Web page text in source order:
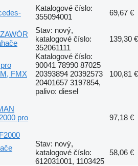
Katalogové číslo:
355094001
69,67 €
Stav: nový,
katalogové číslo:
352061111
139,30 €
FMX
Katalogové číslo:
90041 78990 87025
20393894 20392573
20401657 3197854,
palivo: diesel
100,81 €
pro
97,18 €
Stav: nový,
katalogové číslo:
612031001, 1103425
58,06 €